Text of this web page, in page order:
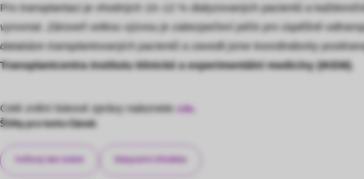
Pro transplantaci je vhodných 10‒12 % dialyzovaných pacientů a
vyrovnat. Zároveň velkou výzvou je zabezpečení péče pro úspěšně
databáze transplantovaných pacientů a zavedli jsme koordinátorky
Transplantcentra Institutu klinické a experimentální medicíny (IKEM)
Celé znění tiskové zprávy naleznete zde.
Štítky pro tento článek: